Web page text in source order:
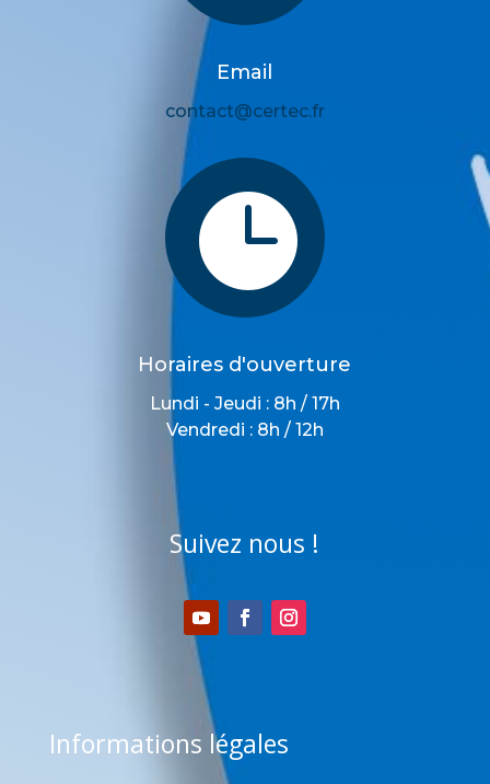
Email
contact@certec.fr

Horaires d'ouverture
Lundi - Jeudi : 8h / 17h
Vendredi : 8h / 12h
Suivez nous !
Informations légales